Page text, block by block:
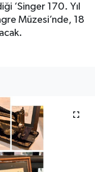
‘Singer 170. Yıl
Müzesi’nde, 18